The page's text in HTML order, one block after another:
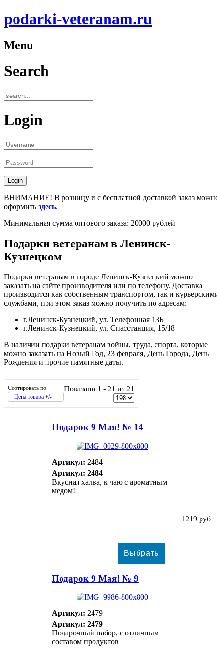
podarki-veteranam.ru
Menu
Search
Login
ВНИМАНИЕ! В розницу и с бесплатной доставкой заказ
оформить здесь.
Минимальная сумма оптового заказа: 20000 рублей
Подарки ветеранам в Ленинск-
Кузнецком
Подарки ветеранам в городе Ленинск-Кузнецкий можно
заказать на сайте производителя или по телефону. Доставка
производится как собственным транспортом, так и
службами, при этом заказ можно получить по адресам:
г.Ленинск-Кузнецкий, ул. Телефонная 13Б
г.Ленинск-Кузнецкий, ул. Спасстанция, 15/18
В наличии подарки ветеранам войны, труда, спорта, которые
можно заказать на Новый Год, 23 февраля, День Города, День
Рождения и прочие памятные даты.
Сортировать по
Цена товара +/-
Показано 1 - 21 из 21
Подарок 9 Мая! № 14
Артикул: 2484
Артикул: 2484
Вкусная халва, к чаю с ароматным
медом!
1219 руб
Подарок 9 Мая! № 9
Артикул: 2479
Артикул: 2479
Подарочный набор, с отличным
составом продуктов